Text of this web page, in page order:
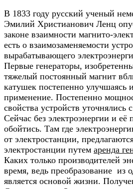
В 1833 году русский ученый
Эмилий Христианович Ленц
законе взаимности магнито-
есть о взаимозаменяемости
вырабатывающего
Первые генераторы,
тяжелый постоянный магнит
катушек постепенно улучшаясь
применение. Постепенно
свойства устройств уточнялись
Сейчас без электроэнергии и её
обойтись. Там где
от электростанции,
электростанции путем аренда
Каких только производителей
время, ведь преобразование из
является основой жизни.